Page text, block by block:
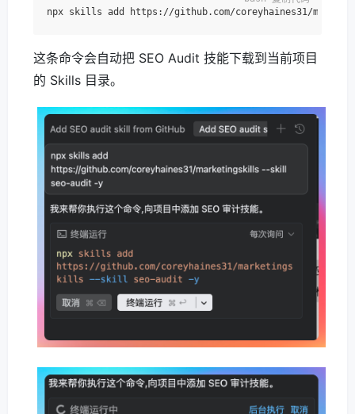
这条命令会自动把 SEO Audit 技能下载到当前项目
的 Skills 目录。